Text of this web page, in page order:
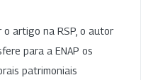
o artigo na RSP, o autor
para a ENAP os
patrimoniais